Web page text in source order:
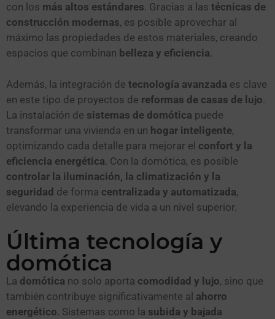
con los más altos estándares. Gracias a las técnicas de
construcción modernas, es posible aprovechar al
máximo las propiedades de estos materiales, creando
espacios que combinan belleza y eficiencia.
Además, la integración de tecnología avanzada es clave
en este tipo de proyectos de reformas de casas de lujo.
La instalación de sistemas de domótica puede
transformar una vivienda en un hogar inteligente,
optimizando cada detalle para mejorar el confort y la
eficiencia energética. Con la domótica, es posible
controlar la iluminación, la climatización y la
seguridad de forma centralizada y automatizada,
elevando la experiencia de vida a un nivel superior.
Última tecnología y
domótica
La domótica no solo aporta comodidad y lujo, sino que
también contribuye significativamente al ahorro
energético. Sistemas como la subida y bajada